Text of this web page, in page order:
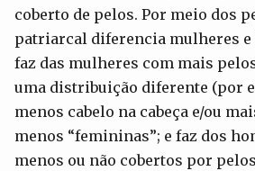
coberto de pelos. Por meio dos
patriarcal diferencia mulheres e
faz das mulheres com mais
uma distribuição diferente (por
menos cabelo na cabeça e/ou
menos “femininas”; e faz dos
menos ou não cobertos por